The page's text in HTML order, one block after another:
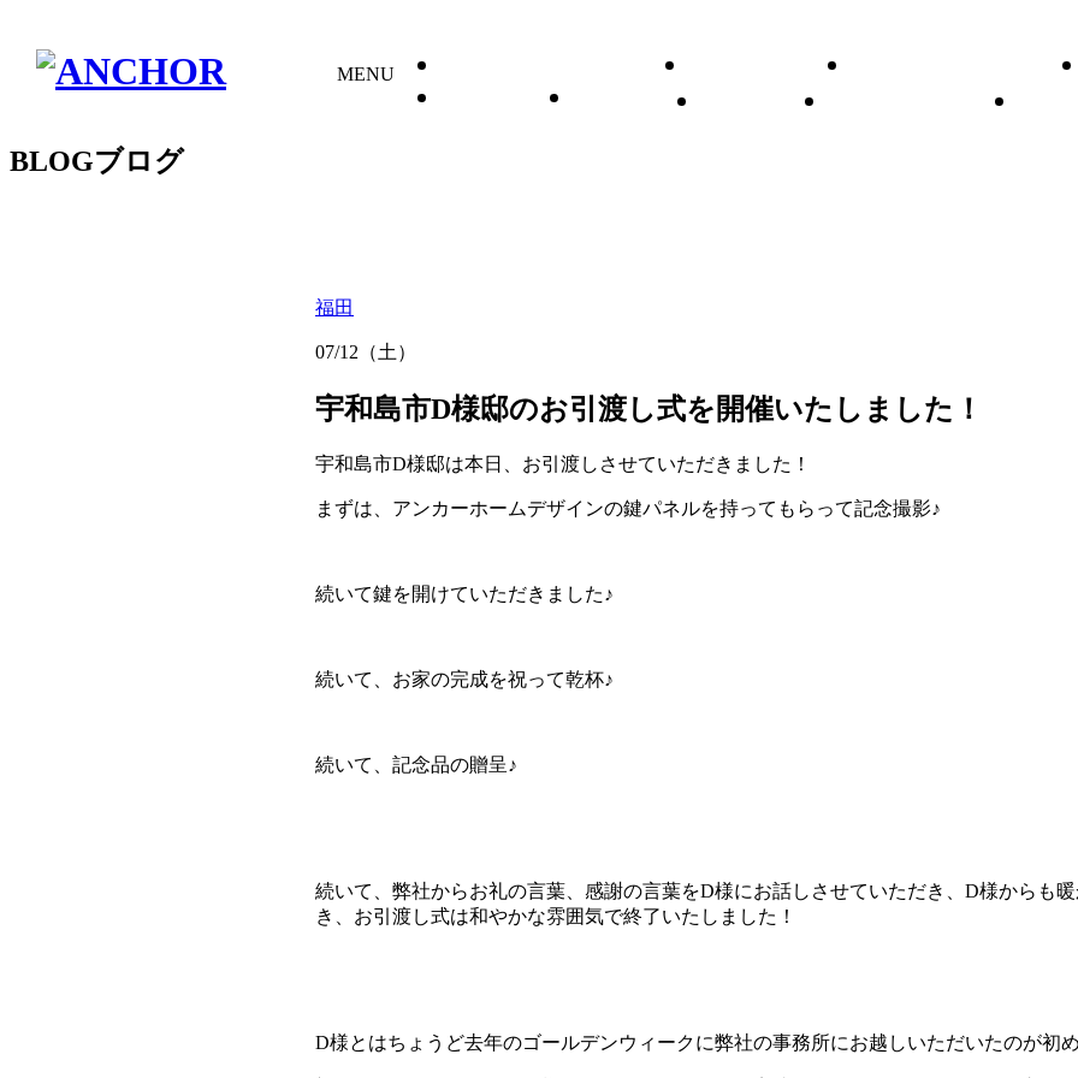
MENU
HousePerformance
Company 資料請求 お問い合わせ
BLOGブログ
福田
07/12（土）
宇和島市D様邸のお引渡し式を開催いたしました！
宇和島市D様邸は本日、お引渡しさせていただきました！
まずは、アンカーホームデザインの鍵パネルを持ってもらって記念撮影♪
続いて鍵を開けていただきました♪
続いて、お家の完成を祝って乾杯♪
続いて、記念品の贈呈♪
続いて、弊社からお礼の言葉、感謝の言葉をD様にお話しさせていただき、D様からも
き、お引渡し式は和やかな雰囲気で終了いたしました！
D様とはちょうど去年のゴールデンウィークに弊社の事務所にお越しいただいたのが初